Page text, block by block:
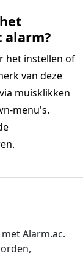
alarm?
het instellen of
van deze
muisklikken
menu's.
Alarm.ac.